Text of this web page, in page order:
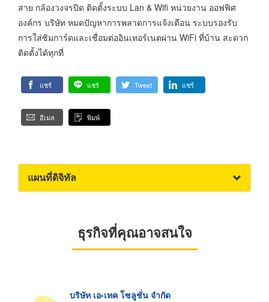
สาย กล้องวงจรปิด ติดตั้งระบบ Lan & Wifi หน่วยงาน ออฟฟิศ
องค์กร บริษัท หมดปัญหาการพลาดการแจ้งเตือน ระบบรองรับ
การใส่ซิมการ์ดและเชื่อมต่ออินเทอร์เนตผ่าน WiFi ที่บ้าน สะดวก
ติดตั้งได้ทุกที่
แชร์ แชร์ Tweet แชร์
อีเมล พิมพ์
แผนที่ดิจิทัล
ธุรกิจที่คุณอาจสนใจ
บริษัท เอ-เทค โซลูชั่น จำกัด